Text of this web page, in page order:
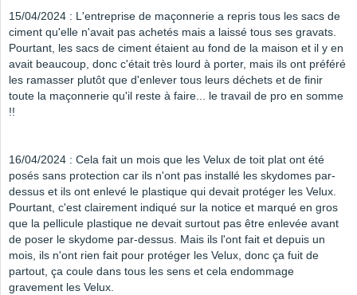
15/04/2024 : L'entreprise de maçonnerie a repris tous les sacs de
ciment qu'elle n'avait pas achetés mais a laissé tous ses gravats.
Pourtant, les sacs de ciment étaient au fond de la maison et il y en
avait beaucoup, donc c'était très lourd à porter, mais ils ont préféré
les ramasser plutôt que d'enlever tous leurs déchets et de finir
toute la maçonnerie qu'il reste à faire... le travail de pro en somme
!!
16/04/2024 : Cela fait un mois que les Velux de toit plat ont été
posés sans protection car ils n'ont pas installé les skydomes par-
dessus et ils ont enlevé le plastique qui devait protéger les Velux.
Pourtant, c'est clairement indiqué sur la notice et marqué en gros
que la pellicule plastique ne devait surtout pas être enlevée avant
de poser le skydome par-dessus. Mais ils l'ont fait et depuis un
mois, ils n'ont rien fait pour protéger les Velux, donc ça fuit de
partout, ça coule dans tous les sens et cela endommage
gravement les Velux.